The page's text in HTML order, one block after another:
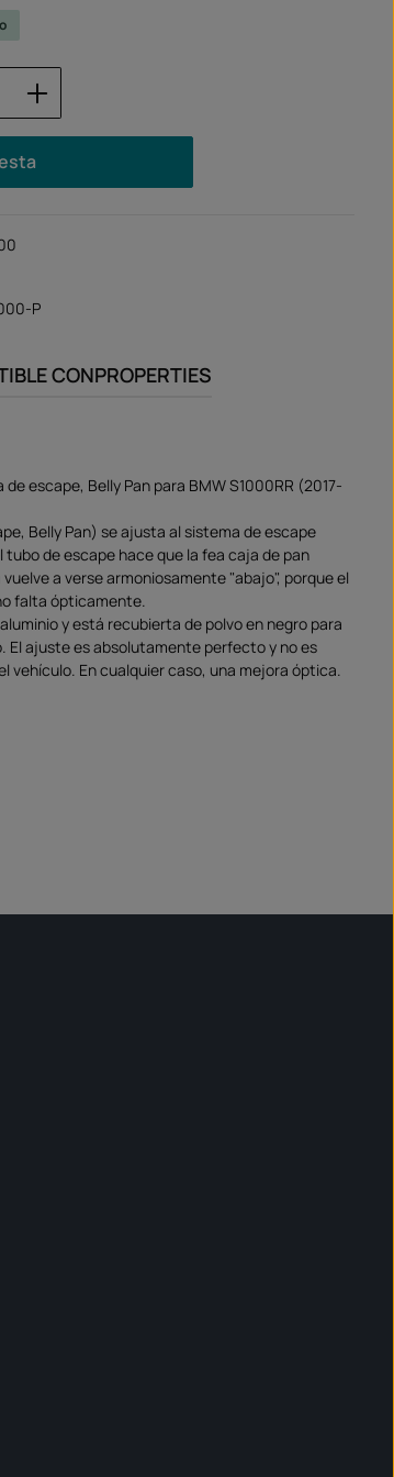
introduce la cantidad
P
CONPROPERTIES
escape, Belly Pan para BMW S1000RR (2017-
Belly Pan) se ajusta al sistema de escape
de escape hace que la fea caja de pan
a verse armoniosamente "abajo", porque el
falta ópticamente.
y está recubierta de polvo en negro para
El ajuste es absolutamente perfecto y no es
vehículo. En cualquier caso, una mejora óptica.